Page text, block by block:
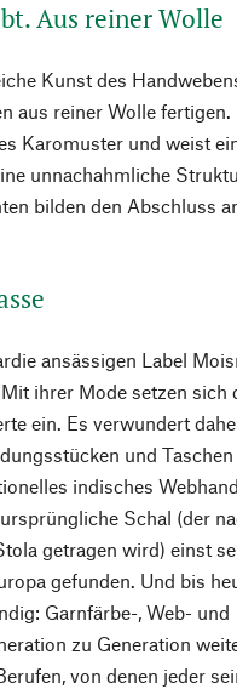
Aus reiner Wolle
Kunst des
aus reiner Wolle fertigen.
Karomuster und weist
unnachahmliche
bilden den Abschluss
ansässigen Label
ihrer Mode setzen sich
ein. Es verwundert
und Taschen
indisches
Schal (der
getragen wird) einst
gefunden. Und bis
Garnfärbe-, Web- und
zu Generation
von denen jeder